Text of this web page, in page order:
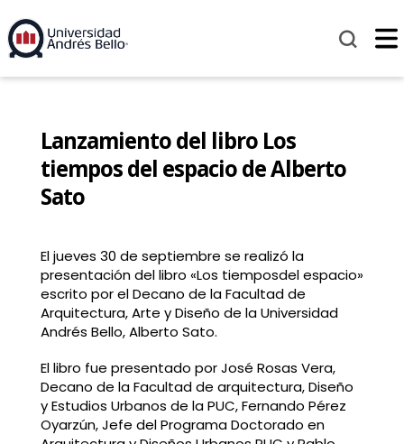
Lanzamiento del libro Los
tiempos del espacio de Alberto
Sato
El jueves 30 de septiembre se realizó la
presentación del libro «Los tiemposdel espacio»
escrito por el Decano de la Facultad de
Arquitectura, Arte y Diseño de la Universidad
Andrés Bello, Alberto Sato.
El libro fue presentado por José Rosas Vera,
Decano de la Facultad de arquitectura, Diseño
y Estudios Urbanos de la PUC, Fernando Pérez
Oyarzún, Jefe del Programa Doctorado en